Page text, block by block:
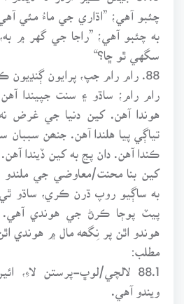
چئبو آهي؛ ”اڌاري جي ماءُ مئي
به چئبو آهي؛ ”راجا جي گهر ۾
سگهي ٿو ڇا؟“
رام رام؛ ساڌو ۽ سنت جپيندا
هوندا آهن. کين دنيا جي غرض
تياڳي پيا هلندا آهن. جنھن سببان
ڪندا آهن. دان پڃ به کين ڏيندا آهن.
کين بنا محنت/معاوضي جي
به ساڳيو روپ ڌرن ڪري، ساڌو ٿي
پيٽ پوڄا ڪرڻ جي هوندي آهي.
هوندو اٿن پر نِگھه مال ۾ هوندي
مطلب:
88.1 لالچي/لوڀ-پرستن لاءِ،
ويندو آهي.